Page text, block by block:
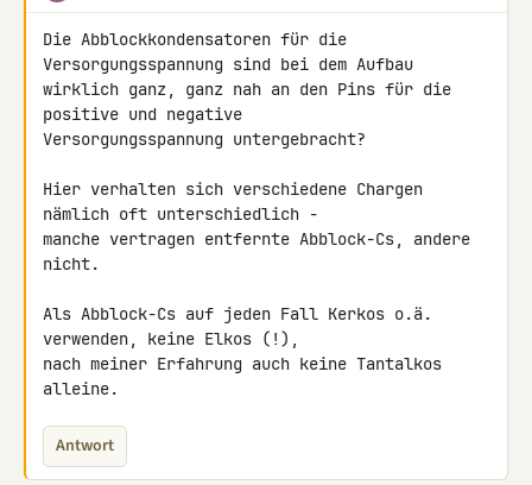
Die Abblockkondensatoren für die
Versorgungsspannung sind bei dem Aufbau
wirklich ganz, ganz nah an den Pins für die
positive und negative
Versorgungsspannung untergebracht?
Hier verhalten sich verschiedene Chargen
nämlich oft unterschiedlich -
manche vertragen entfernte Abblock-Cs, andere
nicht.
Als Abblock-Cs auf jeden Fall Kerkos o.ä.
verwenden, keine Elkos (!),
nach meiner Erfahrung auch keine Tantalkos
alleine.
Antwort